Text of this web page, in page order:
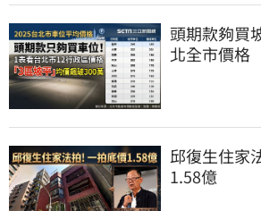
頭期款夠買
北全市價格
邱復生住家
1.58億